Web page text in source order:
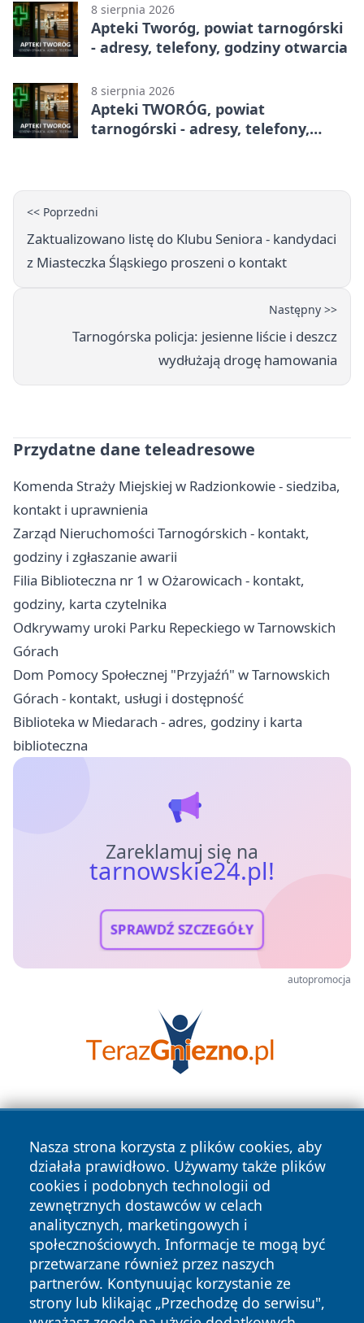
8 sierpnia 2026
Apteki Tworóg, powiat tarnogórski
- adresy, telefony, godziny otwarcia
8 sierpnia 2026
Apteki TWORÓG, powiat
tarnogórski - adresy, telefony,
<< Poprzedni
Zaktualizowano listę do Klubu Seniora - kandydaci
z Miasteczka Śląskiego proszeni o kontakt
Następny >>
Tarnogórska policja: jesienne liście i deszcz
wydłużają drogę hamowania
Przydatne dane teleadresowe
Komenda Straży Miejskiej w Radzionkowie - siedziba,
kontakt i uprawnienia
Zarząd Nieruchomości Tarnogórskich - kontakt,
godziny i zgłaszanie awarii
Filia Biblioteczna nr 1 w Ożarowicach - kontakt,
godziny, karta czytelnika
Odkrywamy uroki Parku Repeckiego w Tarnowskich
Górach
Dom Pomocy Społecznej "Przyjaźń" w Tarnowskich
Górach - kontakt, usługi i dostępność
Biblioteka w Miedarach - adres, godziny i karta
biblioteczna
Zareklamuj się na
tarnowskie24.pl!
SPRAWDŹ SZCZEGÓŁY
autopromocja
Nasza strona korzysta z plików cookies, aby
działała prawidłowo. Używamy także plików
cookies i podobnych technologii od
zewnętrznych dostawców w celach
analitycznych, marketingowych i
społecznościowych. Informacje te mogą być
przetwarzane również przez naszych
partnerów. Kontynuując korzystanie ze
strony lub klikając „Przechodzę do serwisu",
Copyright © 2026 tarnowskie24.pl Wszystkie prawa
zastrzeżone.
News Autorzy
Polityka
Prywatności
Polityka
Cookies